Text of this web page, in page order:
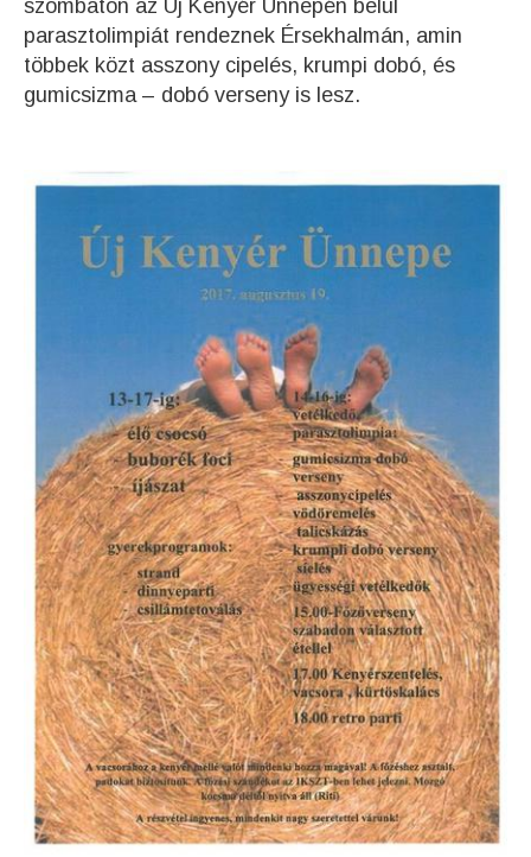
szombaton az Új Kenyér Ünnepén belül
parasztolimpiát rendeznek Érsekhalmán, amin
többek közt asszony cipelés, krumpi dobó, és
gumicsizma – dobó verseny is lesz.